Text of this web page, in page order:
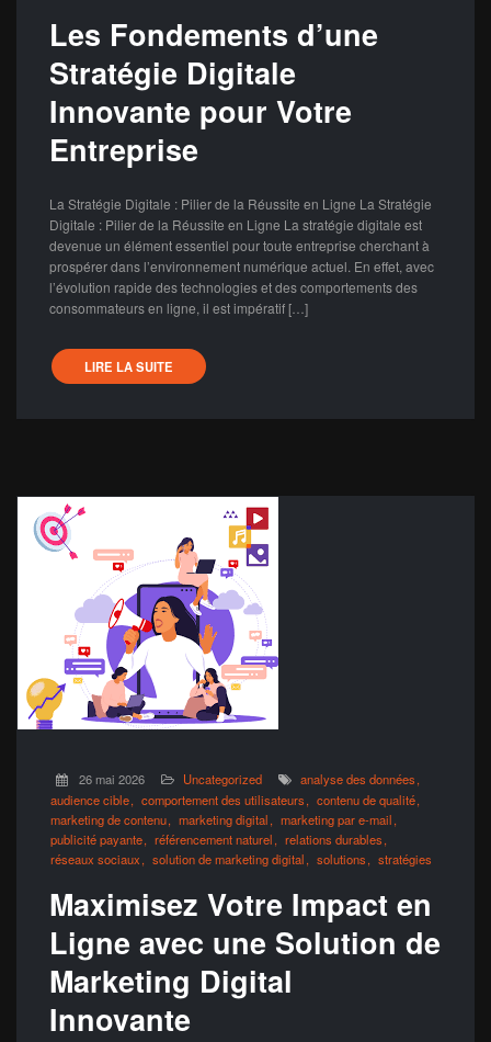
Les Fondements d’une
Stratégie Digitale
Innovante pour Votre
Entreprise
La Stratégie Digitale : Pilier de la Réussite en Ligne La Stratégie
Digitale : Pilier de la Réussite en Ligne La stratégie digitale est
devenue un élément essentiel pour toute entreprise cherchant à
prospérer dans l’environnement numérique actuel. En effet, avec
l’évolution rapide des technologies et des comportements des
consommateurs en ligne, il est impératif […]
LIRE LA SUITE
26 mai 2026 Uncategorized
analyse des données
audience cible
comportement des utilisateurs
contenu de qualité
marketing de contenu
marketing digital
marketing par e-mail
publicité payante
référencement naturel
relations durables
réseaux sociaux
solution de marketing digital solutions stratégies
Maximisez Votre Impact en
Ligne avec une Solution de
Marketing Digital
Innovante